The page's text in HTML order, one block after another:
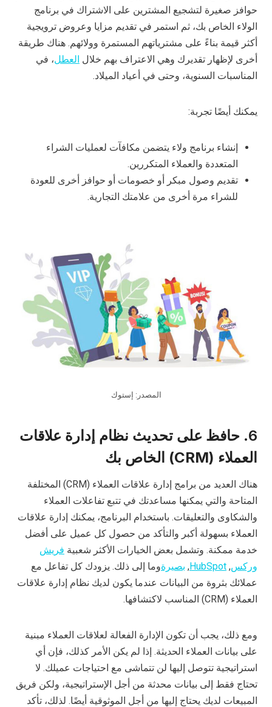
حوافز صغيرة لتشجيع المشترين على الاشتراك في برنامج
الولاء الخاص بك، ثم استمر في تقديم مزايا وعروض ترويجية
أكثر قيمة بناءً على مشترياتهم المستمرة وولائهم. هناك طريقة
أخرى لإظهار تقديرك وهي الاعتراف بهم خلال العطل، في
المناسبات السنوية، وحتى في أعياد الميلاد.
يمكنك أيضًا تجربة:
إنشاء برنامج ولاء يتضمن مكافآت لعمليات الشراء
المتعددة والعملاء المتكررين.
تقديم وصول مبكر أو خصومات أو حوافز أخرى للعودة
للشراء مرة أخرى من علامتك التجارية.
المصدر: إستوك
6. حافظ على تحديث نظام إدارة علاقات
العملاء (CRM) الخاص بك
هناك العديد من برامج إدارة علاقات العملاء (CRM) المختلفة
المتاحة والتي يمكنها مساعدتك في تتبع تفاعلات العملاء
والشكاوى والتعليقات. باستخدام البرنامج، يمكنك إدارة علاقات
العملاء بسهولة أكبر والتأكد من حصول كل عميل على أفضل
خدمة ممكنة. وتشمل بعض الخيارات الأكثر شعبية فريش
وركس,
HubSpot
, بصيرةوما إلى ذلك. يزودك كل تفاعل مع
عملائك بثروة من البيانات عندما يكون لديك نظام إدارة علاقات
العملاء (CRM) المناسب لاكتشافها.
ومع ذلك، يجب أن تكون الإدارة الفعالة لعلاقات العملاء مبنية
على بيانات العملاء الحديثة. إذا لم يكن الأمر كذلك، فإن أي
استراتيجية تتوصل إليها لن تتماشى مع احتياجات عميلك. لا
تحتاج فقط إلى بيانات محدثة من أجل الإستراتيجية، ولكن فريق
المبيعات لديك يحتاج إليها من أجل الموثوقية أيضًا. لذلك، تأكد